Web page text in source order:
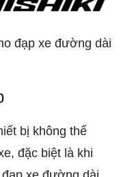
đạp xe đường dài
bị không thể
đặc biệt là khi